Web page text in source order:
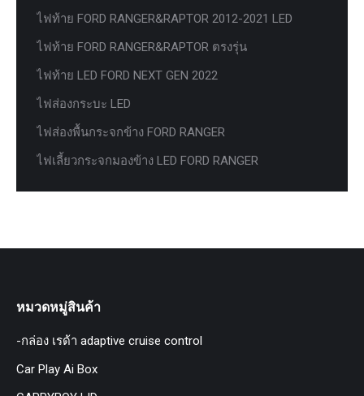
ไฟท้าย FORD RANGER&RAPTOR 2012-2021 LED
ไฟท้าย FORD RANGER&RAPTOR ตรงรุ่น
ไฟท้าย LED FORD NEXT GEN 2022
ไฟส่องกระบะ LED
ไฟส่องพื้นกระจกข้าง FORD RANGER
ไฟเลี้ยวกระจกมองข้าง LED FORD RANGER
หมวดหมู่สินค้า
-กล่อง เรด้า adaptive cruise control
Car Play Ai Box